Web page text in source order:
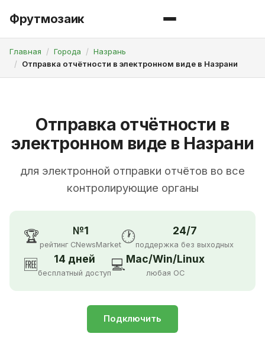
Фрутмозаик
Главная Города
Назрань
Отправка отчётности в электронном виде в Назрани
Отправка отчётности в
электронном виде в Назрани
для электронной отправки отчётов во все
контролирующие органы
🏆 №1
рейтинг CNewsMarket🕐 24/7
поддержка без выходных
🆓 14 дней
бесплатный доступ💻Mac/Win/Linux
любая ОС
Подключить